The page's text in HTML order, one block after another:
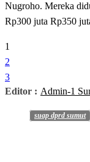
Nugroho. Mereka
Rp300 juta Rp350
1
2
3
Editor : Admin-1
suap dprd sumut